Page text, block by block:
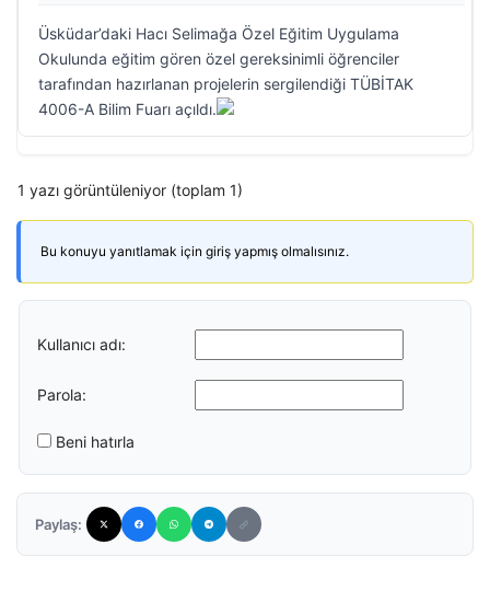
Üsküdar’daki Hacı Selimağa Özel Eğitim Uygulama
Okulunda eğitim gören özel gereksinimli öğrenciler
tarafından hazırlanan projelerin sergilendiği TÜBİTAK
4006-A Bilim Fuarı açıldı.
1 yazı görüntüleniyor (toplam 1)
Bu konuyu yanıtlamak için giriş yapmış olmalısınız.
Kullanıcı adı:
Parola:
Beni hatırla
Paylaş: